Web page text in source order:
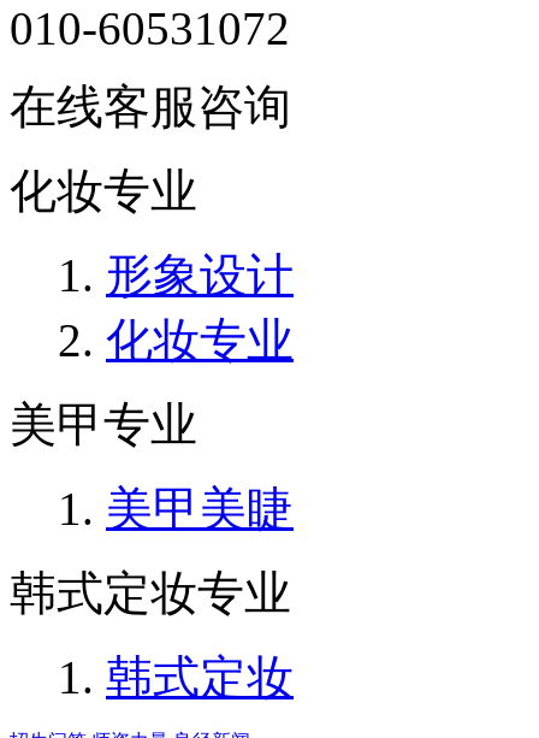
010-60531072
在线客服咨询
化妆专业
形象设计
化妆专业
美甲专业
美甲美睫
韩式定妆专业
韩式定妆